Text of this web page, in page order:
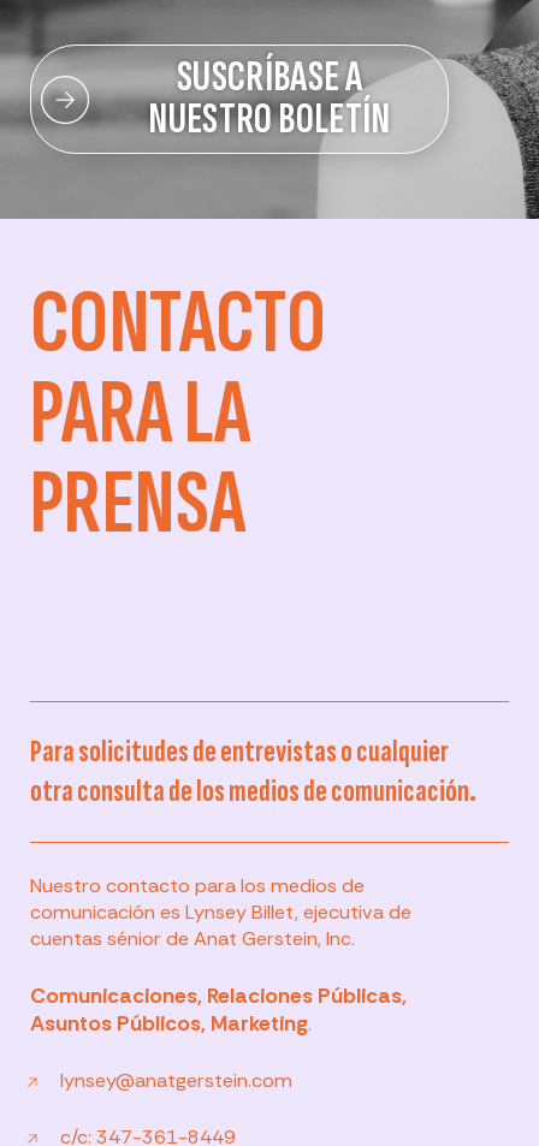
SUSCRÍBASE A
NUESTRO BOLETÍN
CONTACTO
PARA LA
PRENSA
Para solicitudes de entrevistas o cualquier
otra consulta de los medios de comunicación.
Nuestro contacto para los medios de
comunicación es Lynsey Billet, ejecutiva de
cuentas sénior de Anat Gerstein, Inc.
Comunicaciones, Relaciones Públicas,
Asuntos Públicos, Marketing.
lynsey@anatgerstein.com
c/c: 347-361-8449